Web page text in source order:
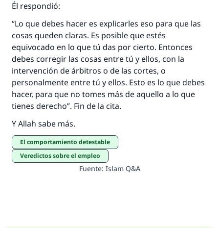
Él respondió:
“Lo que debes hacer es explicarles eso para que las
cosas queden claras. Es posible que estés
equivocado en lo que tú das por cierto. Entonces
debes corregir las cosas entre tú y ellos, con la
intervención de árbitros o de las cortes, o
personalmente entre tú y ellos. Esto es lo que debes
hacer, para que no tomes más de aquello a lo que
tienes derecho”. Fin de la cita.
Y Allah sabe más.
El comportamiento detestable
Veredictos sobre el empleo
Fuente: Islam Q&A